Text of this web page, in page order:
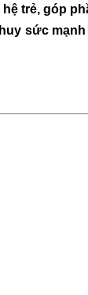
trẻ, góp
sức